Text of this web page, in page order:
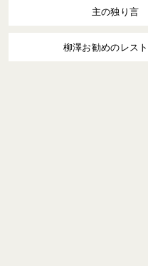
主の独り言
柳澤お勧めのレス